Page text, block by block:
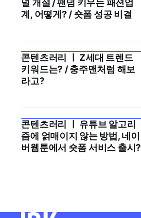
널 개설 / 팬덤 키우는 패션업
계, 어떻게? / 숏폼 성공 비결
2025년 8월 3주
콘텐츠러리 ㅣ Z세대 트렌드
키워드는? / 충주맨처럼 해보
라고?
2025년 7월 4주
콘텐츠러리 ㅣ 유튜브 알고리
즘에 얽매이지 않는 방법, 네이
버웹툰에서 숏폼 서비스 출시?